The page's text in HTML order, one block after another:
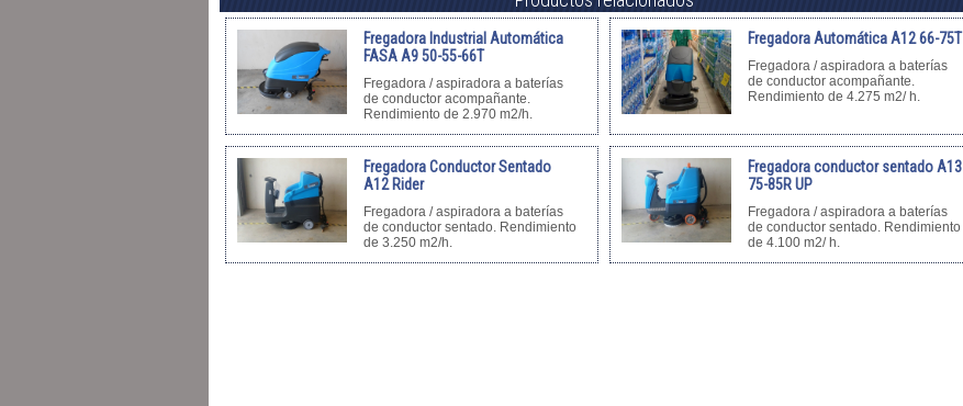
Fregadora Industrial Automática
FASA A9 50-55-66T
Fregadora / aspiradora a baterías
de conductor acompañante.
Rendimiento de 2.970 m2/h.
Fregadora Automática A12 66-75T
Fregadora / aspiradora a baterías
de conductor acompañante.
Rendimiento de 4.275 m2/ h.
Fregadora Conductor Sentado
A12 Rider
Fregadora / aspiradora a baterías
de conductor sentado. Rendimiento
de 3.250 m2/h.
Fregadora conductor sentado A13
75-85R UP
Fregadora / aspiradora a baterías
de conductor sentado. Rendimiento
de 4.100 m2/ h.